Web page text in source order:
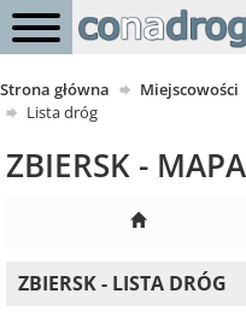
Strona główna Miejscowości
Lista dróg
ZBIERSK -
ZBIERSK - LISTA DRÓG